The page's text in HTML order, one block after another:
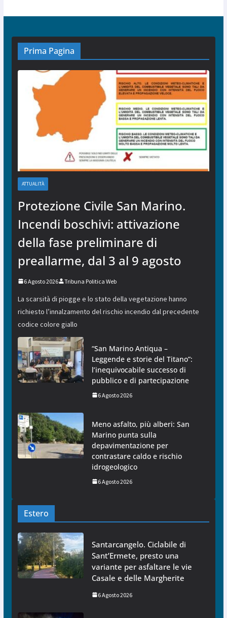
Prima Pagina
ATTUALITÀ
Protezione Civile San Marino.
Incendi boschivi: attivazione
della fase preliminare di
preallarme, dal 3 al 9 agosto
6 Agosto 2026 Tribuna Politica Web
La scarsità di piogge e lo stato della vegetazione hanno
richiesto l’innalzamento del rischio incendio dal precedente
codice colore giallo
“San Marino Antiqua –
Leggende e storie del Titano”:
l’inequivocabile successo di
pubblico e di partecipazione
6 Agosto 2026
Meno asfalto, più alberi: San
Marino punta sulla
depavimentazione per
contrastare caldo e rischio
idrogeologico
6 Agosto 2026
Estero
Santarcangelo. Ciclabile di
Sant’Ermete, presto una
variante per asfaltare le vie
Casale e delle Margherite
6 Agosto 2026